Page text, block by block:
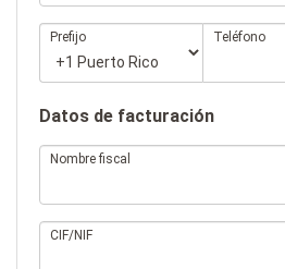
Prefijo Teléfono
Datos de facturación
Nombre fiscal
CIF/NIF